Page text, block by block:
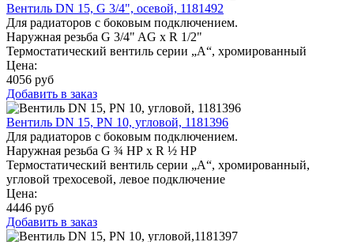
Вентиль DN 15, G 3/4", осевой, 1181492
Для радиаторов с боковым подключением.
Наружная резьба G 3/4" AG x R 1/2"
Термостатический вентиль серии „A“, хромированный
Цена:
4056 руб
Добавить в заказ
Вентиль DN 15, PN 10, угловой, 1181396
Для радиаторов с боковым подключением.
Наружная резьба G ¾ НР x R ½ НР
Термостатический вентиль серии „A“, хромированный,
угловой трехосевой, левое подключение
Цена:
4446 руб
Добавить в заказ